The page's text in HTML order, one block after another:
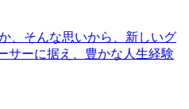
、そんな思いから、新しいグ
サーに据え、豊かな人生経験